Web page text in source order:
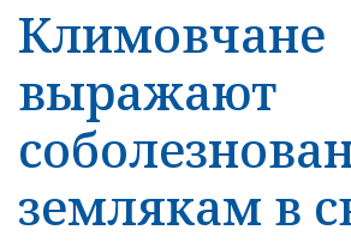
Климовчане
выражают
землякам в